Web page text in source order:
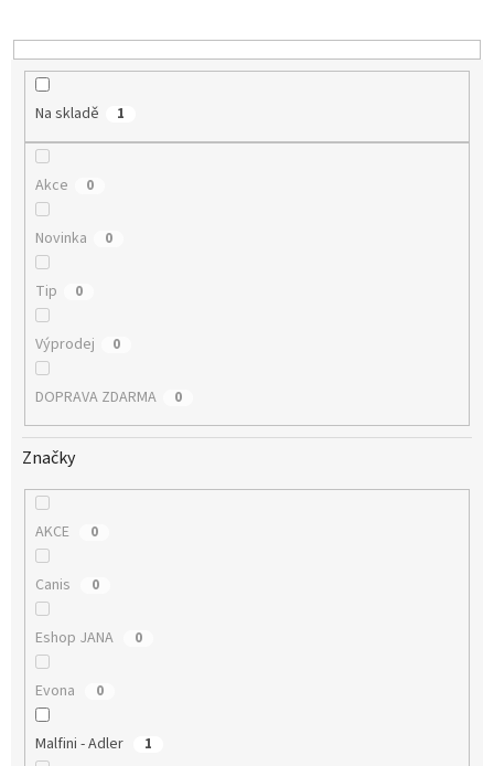
t
ů
Na skladě 1
Akce 0
Novinka 0
Tip 0
Výprodej 0
DOPRAVA ZDARMA 0
Značky
AKCE 0
Canis 0
Eshop JANA 0
Evona 0
Malfini - Adler 1